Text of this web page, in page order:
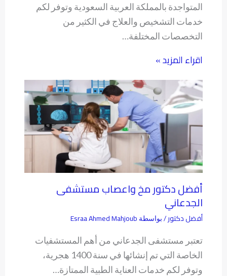
المتواجدة بالمملكة العربية السعودية وتوفر لكم
خدمات التشخيص والعلاج في الكثير من
التخصصات المختلفة…
اقراء المزيد »
أفضل دكتور مخ واعصاب مستشفى
الجدعاني
أفضل دكتور/ بواسطة Esraa Ahmed Mahjoub
تعتبر مستشفى الجدعاني من أهم المستشفيات
الخاصة التي تم إنشائها في سنة 1400 هجرية،
وتوفر لكم خدمات العناية الطبية الممتازة…